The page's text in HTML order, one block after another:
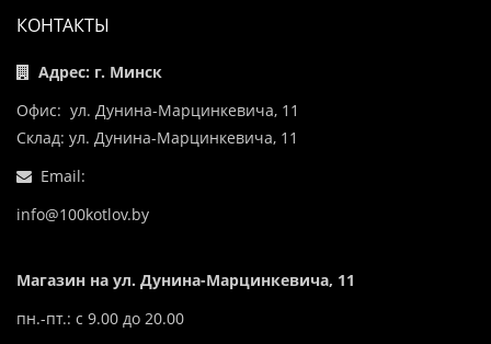
КОНТАКТЫ
Адрес: г. Минск
Офис: ул. Дунина-Марцинкевича, 11
Склад: ул. Дунина-Марцинкевича, 11
Email:
info@100kotlov.by
Магазин на ул. Дунина-Марцинкевича, 11
пн.-пт.: с 9.00 до 20.00